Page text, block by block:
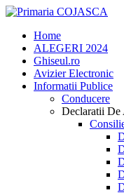
Home
ALEGERI 2024
Ghiseul.ro
Avizier Electronic
Informatii Publice
Conducere
Declaratii De